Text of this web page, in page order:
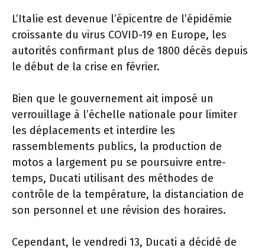
L’Italie est devenue l’épicentre de l’épidémie
croissante du virus COVID-19 en Europe, les
autorités confirmant plus de 1800 décès depuis
le début de la crise en février.
Bien que le gouvernement ait imposé un
verrouillage à l’échelle nationale pour limiter
les déplacements et interdire les
rassemblements publics, la production de
motos a largement pu se poursuivre entre-
temps, Ducati utilisant des méthodes de
contrôle de la température, la distanciation de
son personnel et une révision des horaires.
Cependant, le vendredi 13, Ducati a décidé de